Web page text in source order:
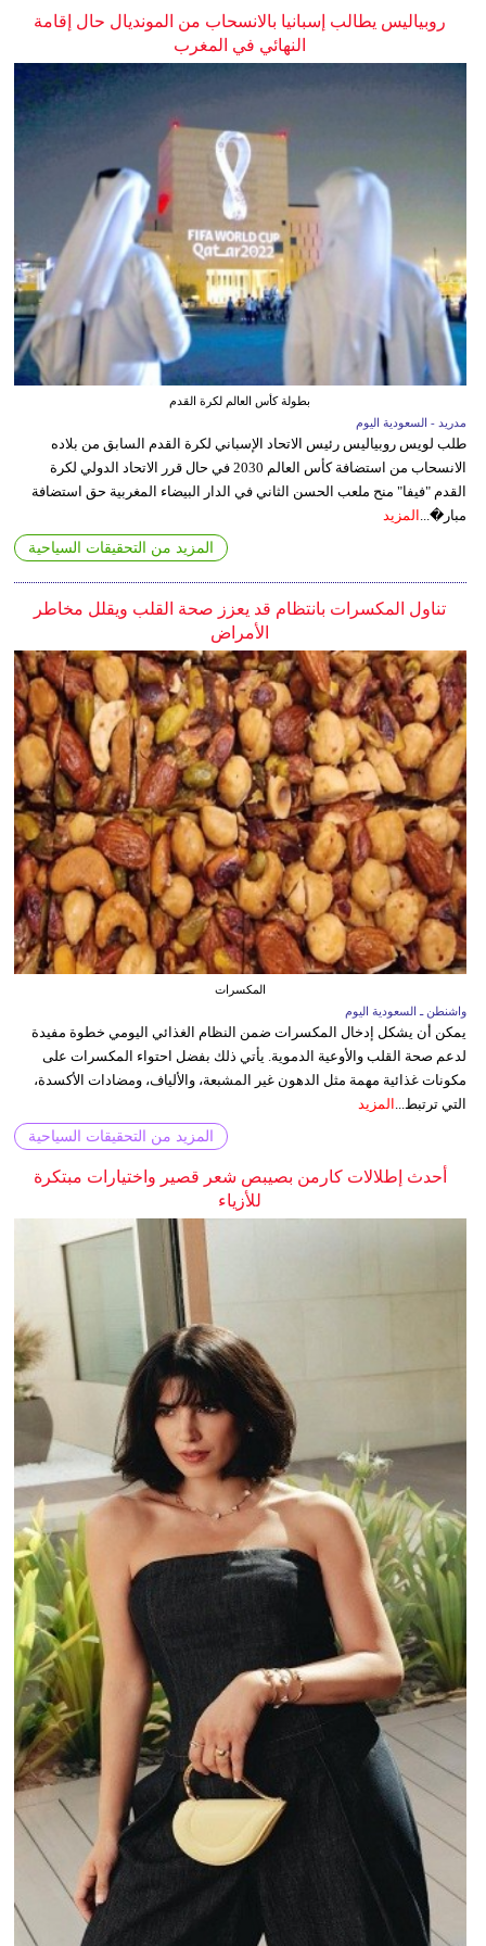
روبياليس يطالب إسبانيا بالانسحاب من المونديال حال إقامة
النهائي في المغرب
بطولة كأس العالم لكرة القدم
مدريد - السعودية اليوم
طلب لويس روبياليس رئيس الاتحاد الإسباني لكرة القدم السابق من بلاده
الانسحاب من استضافة كأس العالم 2030 في حال قرر الاتحاد الدولي لكرة
القدم "فيفا" منح ملعب الحسن الثاني في الدار البيضاء المغربية حق استضافة
مبار�... المزيد
المزيد من التحقيقات السياحية
تناول المكسرات بانتظام قد يعزز صحة القلب ويقلل مخاطر
الأمراض
المكسرات
واشنطن ـ السعودية اليوم
يمكن أن يشكل إدخال المكسرات ضمن النظام الغذائي اليومي خطوة مفيدة
لدعم صحة القلب والأوعية الدموية. يأتي ذلك بفضل احتواء المكسرات على
مكونات غذائية مهمة مثل الدهون غير المشبعة، والألياف، ومضادات الأكسدة،
التي ترتبط... المزيد
المزيد من التحقيقات السياحية
أحدث إطلالات كارمن بصيبص شعر قصير واختيارات مبتكرة
للأزياء